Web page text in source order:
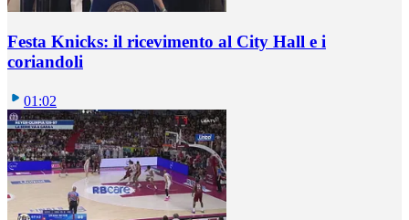
Festa Knicks: il ricevimento al City Hall e i
coriandoli
01:02